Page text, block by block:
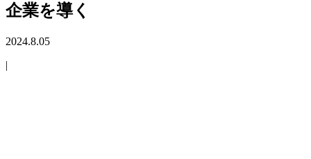
企業を導く
2024.8.05
|